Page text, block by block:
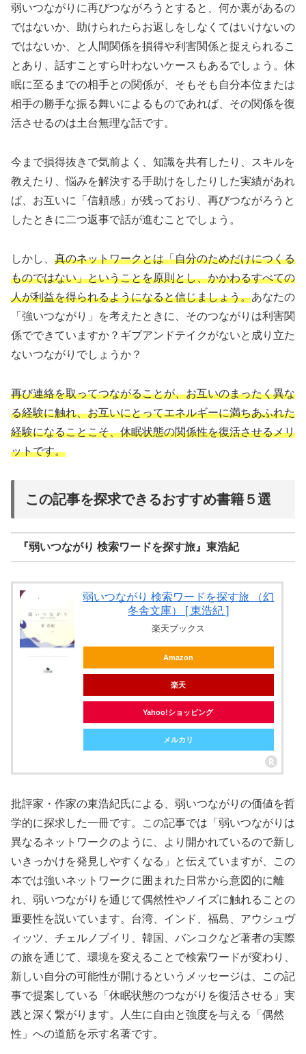
弱いつながりに再びつながろうとすると、何か裏があるの
ではないか、助けられたらお返しをしなくてはいけないの
ではないか、と人間関係を損得や利害関係と捉えられるこ
とあり、話すことすら叶わないケースもあるでしょう。休
眠に至るまでの相手との関係が、そもそも自分本位または
相手の勝手な振る舞いによるものであれば、その関係を復
活させるのは土台無理な話です。
今まで損得抜きで気前よく、知識を共有したり、スキルを
教えたり、悩みを解決する手助けをしたりした実績があれ
ば、お互いに「信頼感」が残っており、再びつながろうと
したときに二つ返事で話が進むことでしょう。
しかし、 真のネットワークとは「自分のためだけにつくる
ものではない」ということを原則とし、かかわるすべての
人が利益を得られるようになると信じましょう。あなたの
「強いつながり」を考えたときに、そのつながりは利害関
係でできていますか？ギブアンドテイクがないと成り立た
ないつながりでしょうか？
再び連絡を取ってつながることが、お互いのまったく異な
る経験に触れ、お互いにとってエネルギーに満ちあふれた
経験になることこそ、休眠状態の関係性を復活させるメリ
ットです。
この記事を探求できるおすすめ書籍５選
『弱いつながり 検索ワードを探す旅』東浩紀
弱いつながり 検索ワードを探す旅 （幻
冬舎文庫） [ 東浩紀 ]
楽天ブックス
Amazon
楽天
Yahoo!ショッピング
メルカリ
批評家・作家の東浩紀氏による、弱いつながりの価値を哲
学的に探求した一冊です。この記事では「弱いつながりは
異なるネットワークのように、より開かれているので新し
いきっかけを発見しやすくなる」と伝えていますが、この
本では強いネットワークに囲まれた日常から意図的に離
れ、弱いつながりを通じて偶然性やノイズに触れることの
重要性を説いています。台湾、インド、福島、アウシュヴ
ィッツ、チェルノブイリ、韓国、バンコクなど著者の実際
の旅を通じて、環境を変えることで検索ワードが変わり、
新しい自分の可能性が開けるというメッセージは、この記
事で提案している「休眠状態のつながりを復活させる」実
践と深く繋がります。人生に自由と強度を与える「偶然
性」への道筋を示す名著です。